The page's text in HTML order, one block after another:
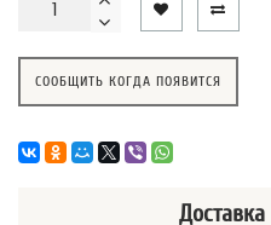
СООБЩИТЬ КОГДА ПОЯВИТСЯ
Доставка